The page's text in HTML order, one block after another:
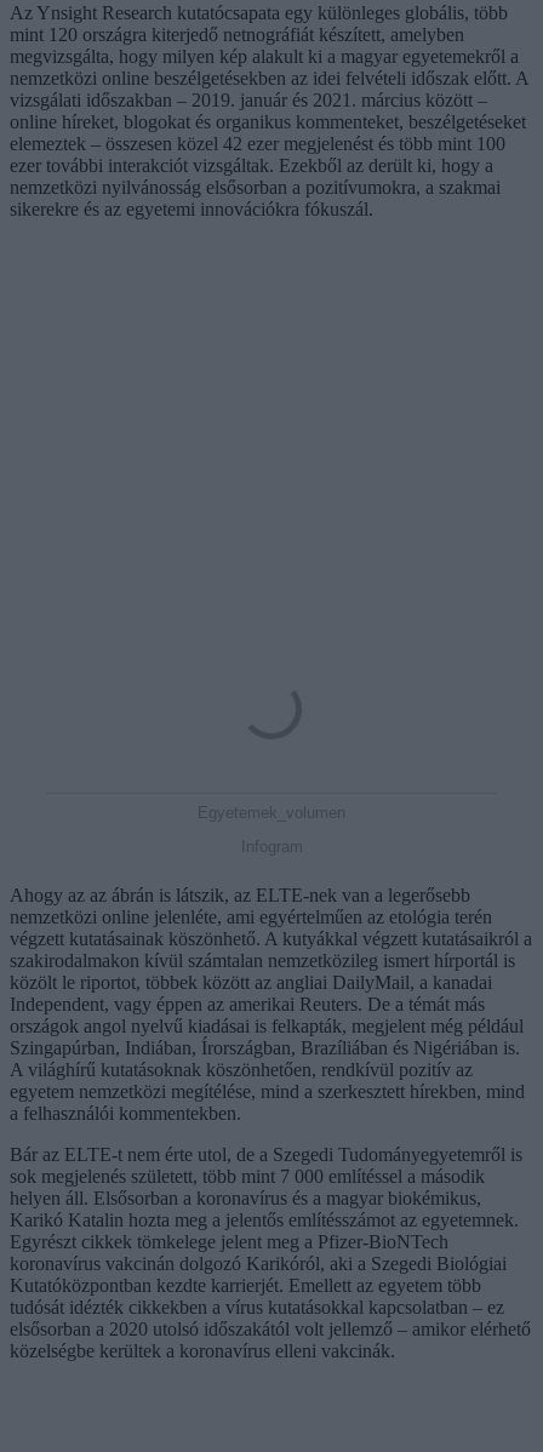
Az Ynsight Research kutatócsapata egy különleges globális, több
mint 120 országra kiterjedő netnográfiát készített, amelyben
megvizsgálta, hogy milyen kép alakult ki a magyar egyetemekről a
nemzetközi online beszélgetésekben az idei felvételi időszak előtt. A
vizsgálati időszakban – 2019. január és 2021. március között –
online híreket, blogokat és organikus kommenteket, beszélgetéseket
elemeztek – összesen közel 42 ezer megjelenést és több mint 100
ezer további interakciót vizsgáltak. Ezekből az derült ki, hogy a
nemzetközi nyilvánosság elsősorban a pozitívumokra, a szakmai
sikerekre és az egyetemi innovációkra fókuszál.
Egyetemek_volumen
Infogram
Ahogy az az ábrán is látszik, az ELTE-nek van a legerősebb
nemzetközi online jelenléte, ami egyértelműen az etológia terén
végzett kutatásainak köszönhető. A kutyákkal végzett kutatásaikról a
szakirodalmakon kívül számtalan nemzetközileg ismert hírportál is
közölt le riportot, többek között az angliai DailyMail, a kanadai
Independent, vagy éppen az amerikai Reuters. De a témát más
országok angol nyelvű kiadásai is felkapták, megjelent még például
Szingapúrban, Indiában, Írországban, Brazíliában és Nigériában is.
A világhírű kutatásoknak köszönhetően, rendkívül pozitív az
egyetem nemzetközi megítélése, mind a szerkesztett hírekben, mind
a felhasználói kommentekben.
Bár az ELTE-t nem érte utol, de a Szegedi Tudományegyetemről is
sok megjelenés született, több mint 7 000 említéssel a második
helyen áll. Elsősorban a koronavírus és a magyar biokémikus,
Karikó Katalin hozta meg a jelentős említésszámot az egyetemnek.
Egyrészt cikkek tömkelege jelent meg a Pfizer-BioNTech
koronavírus vakcinán dolgozó Karikóról, aki a Szegedi Biológiai
Kutatóközpontban kezdte karrierjét. Emellett az egyetem több
tudósát idézték cikkekben a vírus kutatásokkal kapcsolatban – ez
elsősorban a 2020 utolsó időszakától volt jellemző – amikor elérhető
közelségbe kerültek a koronavírus elleni vakcinák.